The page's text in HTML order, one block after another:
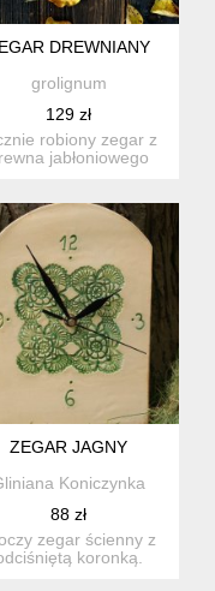
DREWNIANY
grolignum
129 zł
robiony zegar z
jabłoniowego
ZEGAR
ZEGAR JAGNY
Koniczynka
88 zł
zegar ścienny z
koronką.